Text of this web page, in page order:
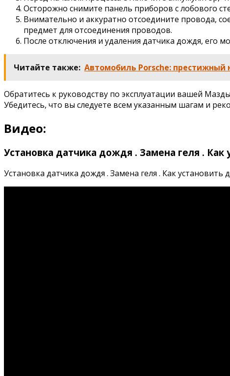
Осторожно снимите панель приборов с лобового
Внимательно и аккуратно отсоедините провода,
предмет для отсоединения проводов.
После отключения и удаления датчика дождя, его
Читайте также: Автомобиль Porsche:
Обратитесь к руководству по эксплуатации вашей
Убедитесь, что вы следуете всем указанным шагам и
Видео:
Установка датчика дождя . Замена геля .
Установка датчика дождя . Замена геля . Как